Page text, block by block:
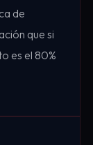
de
que si
es el 80%